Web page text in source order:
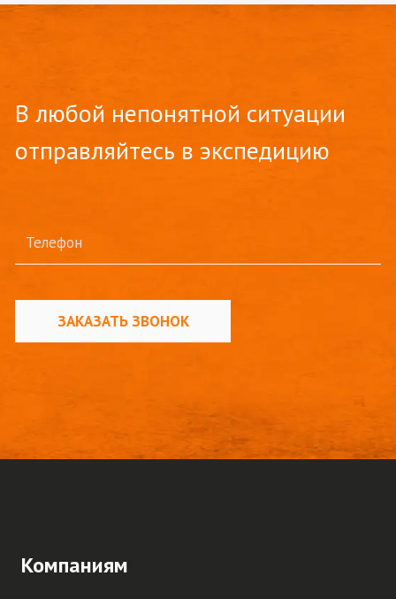
В любой непонятной ситуации
отправляйтесь в экспедицию
ЗАКАЗАТЬ ЗВОНОК
Компаниям